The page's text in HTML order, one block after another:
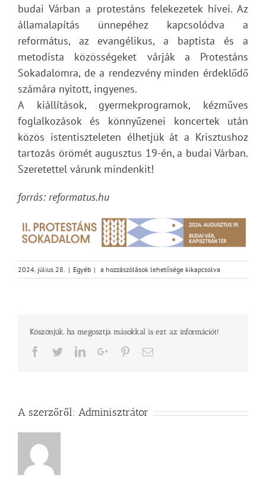
budai Várban a protestáns felekezetek hívei. Az
államalapítás ünnepéhez kapcsolódva a
református, az evangélikus, a baptista és a
metodista közösségeket várják a Protestáns
Sokadalomra, de a rendezvény minden érdeklődő
számára nyitott, ingyenes.
A kiállítások, gyermekprogramok, kézműves
foglalkozások és könnyűzenei koncertek után
közös istentiszteleten élhetjük át a Krisztushoz
tartozás örömét augusztus 19-én, a budai Várban.
Szeretettel várunk mindenkit!
forrás: reformatus.hu
2024. július 28. | Egyéb | Találkozzunk
a
is!
a hozzászólások lehetősége kikapcsolva
Köszönjük, ha megosztja másokkal is ezt az információt!
Facebook
TwitterLinkedInGoogle+PinterestEmail
A szerzőről: Adminisztrátor